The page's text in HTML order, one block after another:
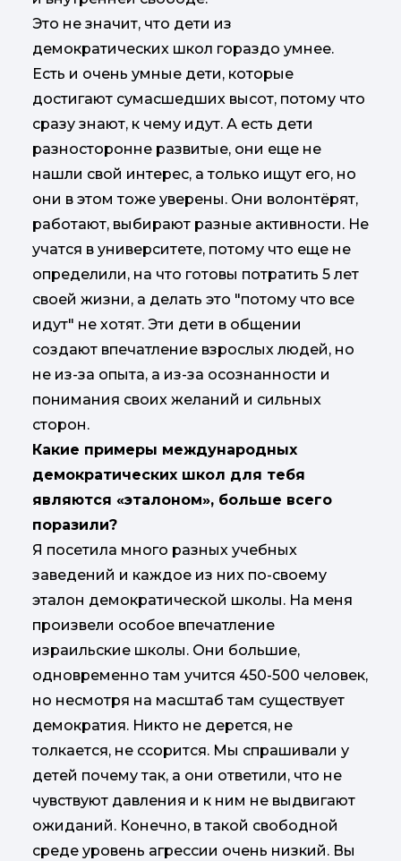
Это не значит, что дети из
демократических школ гораздо умнее.
Есть и очень умные дети, которые
достигают сумасшедших высот, потому что
сразу знают, к чему идут. А есть дети
разносторонне развитые, они еще не
нашли свой интерес, а только ищут его, но
они в этом тоже уверены. Они волонтёрят,
работают, выбирают разные активности. Не
учатся в университете, потому что еще не
определили, на что готовы потратить 5 лет
своей жизни, а делать это "потому что все
идут" не хотят. Эти дети в общении
создают впечатление взрослых людей, но
не из-за опыта, а из-за осознанности и
понимания своих желаний и сильных
сторон.
Какие примеры международных
демократических школ для тебя
являются «эталоном», больше всего
поразили?
Я посетила много разных учебных
заведений и каждое из них по-своему
эталон демократической школы. На меня
произвели особое впечатление
израильские школы. Они большие,
одновременно там учится 450-500 человек,
но несмотря на масштаб там существует
демократия. Никто не дерется, не
толкается, не ссорится. Мы спрашивали у
детей почему так, а они ответили, что не
чувствуют давления и к ним не выдвигают
ожиданий. Конечно, в такой свободной
среде уровень агрессии очень низкий. Вы